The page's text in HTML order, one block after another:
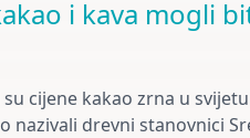
i kava mogli
cijene kakao zrna u
nazivali drevni stanovnici